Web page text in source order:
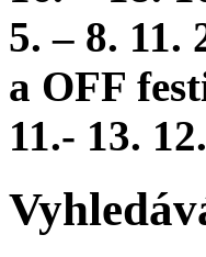
5. – 8.
a OFF
11.- 13.